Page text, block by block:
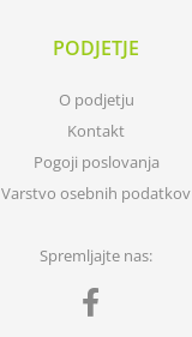
PODJETJE
O podjetju
Kontakt
Pogoji poslovanja
Varstvo osebnih podatkov
Spremljajte nas: